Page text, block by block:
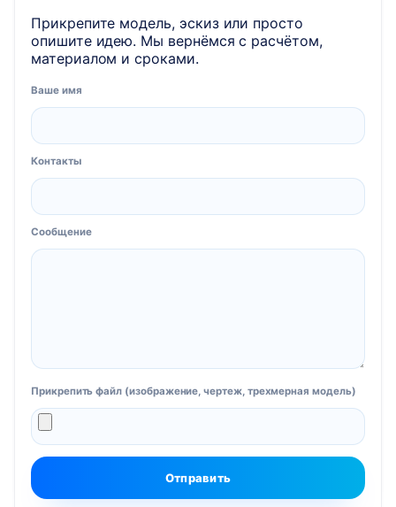
Прикрепите модель, эскиз или просто
опишите идею. Мы вернёмся с расчётом,
материалом и сроками.
Ваше имя
Контакты
Сообщение
Прикрепить файл (изображение, чертеж, трехмерная модель)